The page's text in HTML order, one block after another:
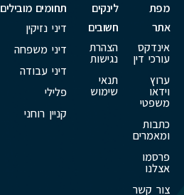
מפת
אתר
אינדקס
עורכי דין
ערוץ
וידאו
משפטי
כתבות
ומאמרים
פרסמו
אצלנו
צור קשר
לינקים
חשובים
הצהרת
נגישות
תנאי
שימוש
תחומים מובילים
דיני נזיקין
דיני משפחה
דיני עבודה
פלילי
קניין רוחני